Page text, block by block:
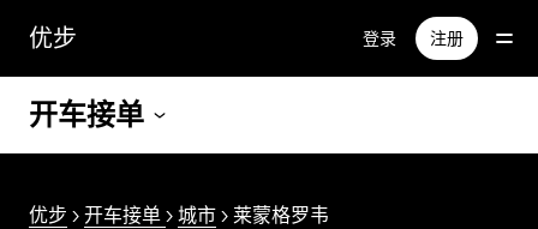
容
优步 登录 注册
开车接单
优步 > 开车接单 > 城市 > 莱蒙格罗韦